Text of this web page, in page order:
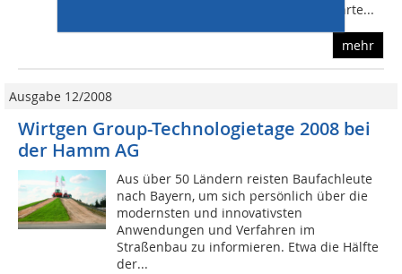
Der international tätige, inhabergeführte...
mehr
Ausgabe 12/2008
Wirtgen Group-Technologietage 2008 bei
der Hamm AG
Aus über 50 Ländern reisten Baufachleute
nach Bayern, um sich persönlich über die
modernsten und innovativsten
Anwendungen und Verfahren im
Straßenbau zu informieren. Etwa die Hälfte
der...